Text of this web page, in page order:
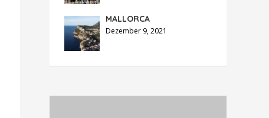
MALLORCA
Dezember 9, 2021